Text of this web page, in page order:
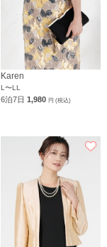
Karen
L〜LL
6泊7日1,980円 (税込)